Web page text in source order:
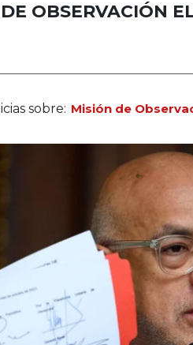
OBSERVACIÓN
sobre: Misión de